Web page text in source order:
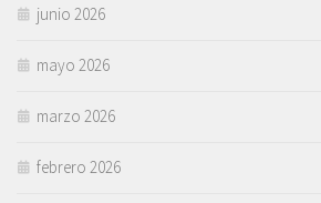
junio 2026
mayo 2026
marzo 2026
febrero 2026